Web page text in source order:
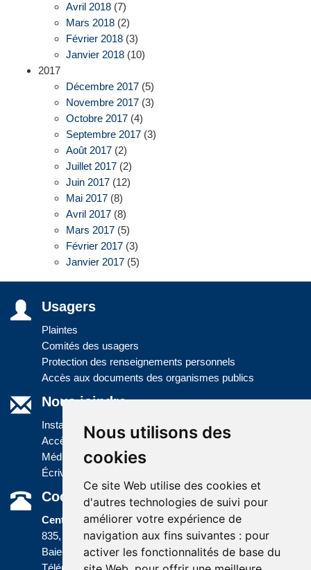
Nous utilisons des
cookies
Ce site Web utilise des cookies et
d'autres technologies de suivi pour
améliorer votre expérience de
navigation aux fins suivantes : pour
activer les fonctionnalités de base du
Avril 2018 (7)
Mars 2018 (2)
Février 2018 (3)
Janvier 2018 (10)
2017
Décembre 2017 (5)
Novembre 2017 (3)
Octobre 2017 (4)
Septembre 2017 (3)
Août 2017 (2)
Juillet 2017 (2)
Juin 2017 (12)
Mai 2017 (8)
Avril 2017 (8)
Mars 2017 (5)
Février 2017 (3)
Janvier 2017 (5)
Usagers
Plaintes
Comités des usagers
Protection des renseignements personnels
Accès aux documents des organismes publics
Nous joindre
Installations
Accès à l'information
Médias
Écrivez-nous
Coordonnées
Centre administratif
835, boulevard Jolliet
Baie-Comeau (Québec) G5C 1P5